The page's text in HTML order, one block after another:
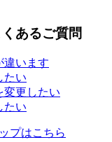
あるご質問
違います
たい
変更したい
たい
プはこちら